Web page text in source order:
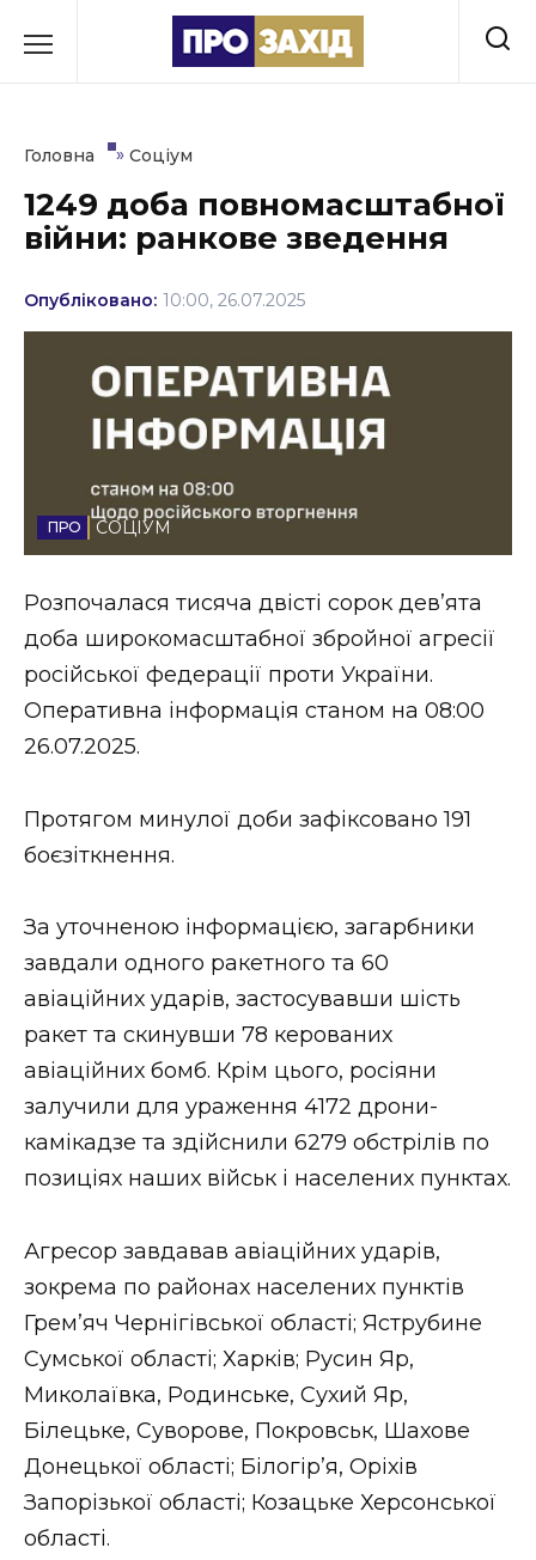
до
Культура
Освіта
Політика
Соціум
Спорт
Стиль життя
Втрачений Ужгород
Втрачений Ужгород (відеоверсія)
ФОТО
ВІДЕО
Головна » Соціум
1249 доба повномасштабної
війни: ранкове зведення
Опубліковано: 10:00, 26.07.2025
СОЦІУМ
Розпочалася тисяча двісті сорок девʼята
доба широкомасштабної збройної агресії
російської федерації проти України.
Оперативна інформація станом на 08:00
26.07.2025.
Протягом минулої доби зафіксовано 191
боєзіткнення.
За уточненою інформацією, загарбники
завдали одного ракетного та 60
авіаційних ударів, застосувавши шість
ракет та скинувши 78 керованих
авіаційних бомб. Крім цього, росіяни
залучили для ураження 4172 дрони-
камікадзе та здійснили 6279 обстрілів по
позиціях наших військ і населених пунктах.
Агресор завдавав авіаційних ударів,
зокрема по районах населених пунктів
Грем’яч Чернігівської області; Яструбине
Сумської області; Харків; Русин Яр,
Миколаївка, Родинське, Сухий Яр,
Білецьке, Суворове, Покровськ, Шахове
Донецької області; Білогір’я, Оріхів
Запорізької області; Козацьке Херсонської
області.